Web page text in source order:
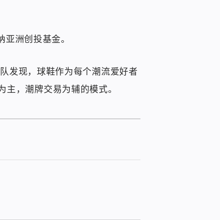
洲创投基金。
发现，球鞋作为每个潮流爱好者
，潮牌交易为辅的模式。